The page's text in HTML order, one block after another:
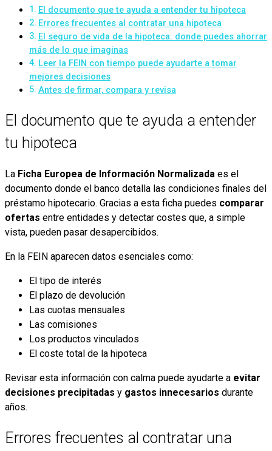
El documento que te ayuda a entender tu hipoteca
Errores frecuentes al contratar una hipoteca
El seguro de vida de la hipoteca: donde puedes ahorrar
más de lo que imaginas
Leer la FEIN con tiempo puede ayudarte a tomar
mejores decisiones
Antes de firmar, compara y revisa
El documento que te ayuda a entender
tu hipoteca
La Ficha Europea de Información Normalizada es el
documento donde el banco detalla las condiciones finales del
préstamo hipotecario. Gracias a esta ficha puedes comparar
ofertas entre entidades y detectar costes que, a simple
vista, pueden pasar desapercibidos.
En la FEIN aparecen datos esenciales como:
El tipo de interés
El plazo de devolución
Las cuotas mensuales
Las comisiones
Los productos vinculados
El coste total de la hipoteca
Revisar esta información con calma puede ayudarte a evitar
decisiones precipitadas y gastos innecesarios durante
años.
Errores frecuentes al contratar una